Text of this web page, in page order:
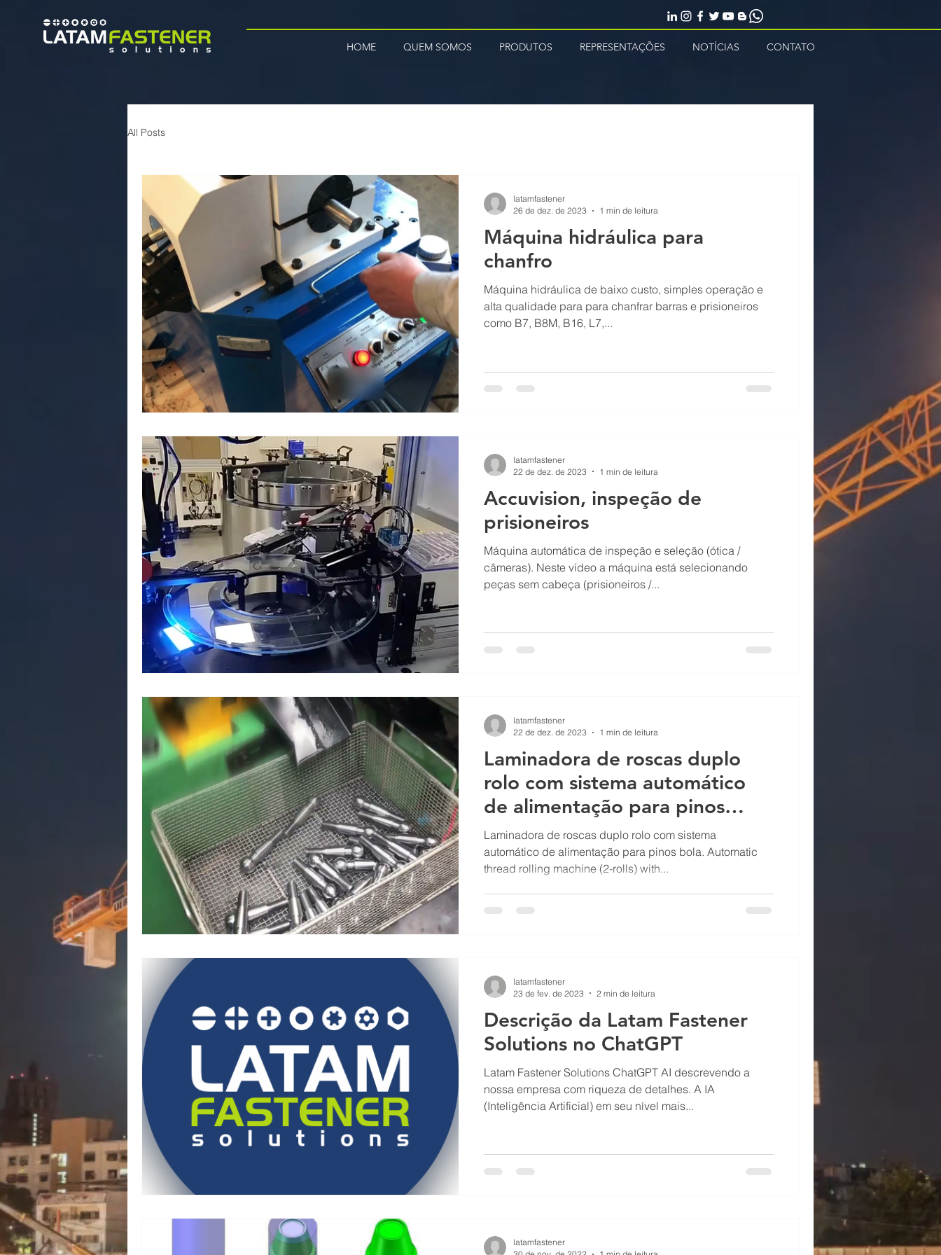
HOME QUEM SOMOS PRODUTOS REPRESENTAÇÕES NOTÍCIAS CONTATO
All Posts
Máquina hidráulica para
chanfro
Máquina hidráulica de baixo custo, simples operação e
alta qualidade para para chanfrar barras e prisioneiros
como B7, B8M, B16, L7,...
latamfastener
26 de dez. de 2023
1 min de leitura
Accuvision, inspeção de
prisioneiros
Máquina automática de inspeção e seleção (ótica /
câmeras). Neste vídeo a máquina está selecionando
peças sem cabeça (prisioneiros /...
latamfastener
22 de dez. de 2023
1 min de leitura
Laminadora de roscas duplo
rolo com sistema automático
de alimentação para pinos
bola.
Laminadora de roscas duplo rolo com sistema
automático de alimentação para pinos bola. Automatic
thread rolling machine (2-rolls) with...
latamfastener
22 de dez. de 2023
1 min de leitura
Descrição da Latam Fastener
Solutions no ChatGPT
Latam Fastener Solutions ChatGPT AI descrevendo a
nossa empresa com riqueza de detalhes. A IA
(Inteligência Artificial) em seu nível mais...
latamfastener
23 de fev. de 2023
2 min de leitura
latamfastener